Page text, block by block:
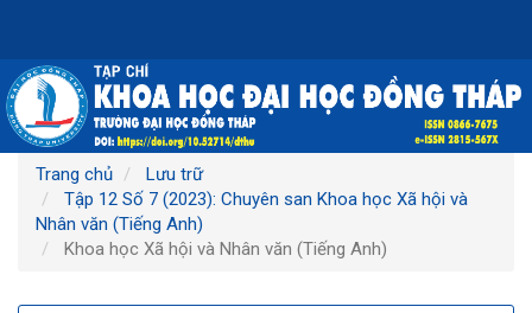
chính
Nội
dung
chính
Thanh
bên
Trang chủ
Lưu trữ
Tập 12 Số 7 (2023): Chuyên san Khoa học Xã hội và
Nhân văn (Tiếng Anh)
Khoa học Xã hội và Nhân văn (Tiếng Anh)